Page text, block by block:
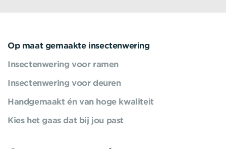
Op maat gemaakte insectenwering
Insectenwering voor ramen
Insectenwering voor deuren
Handgemaakt én van hoge kwaliteit
Kies het gaas dat bij jou past